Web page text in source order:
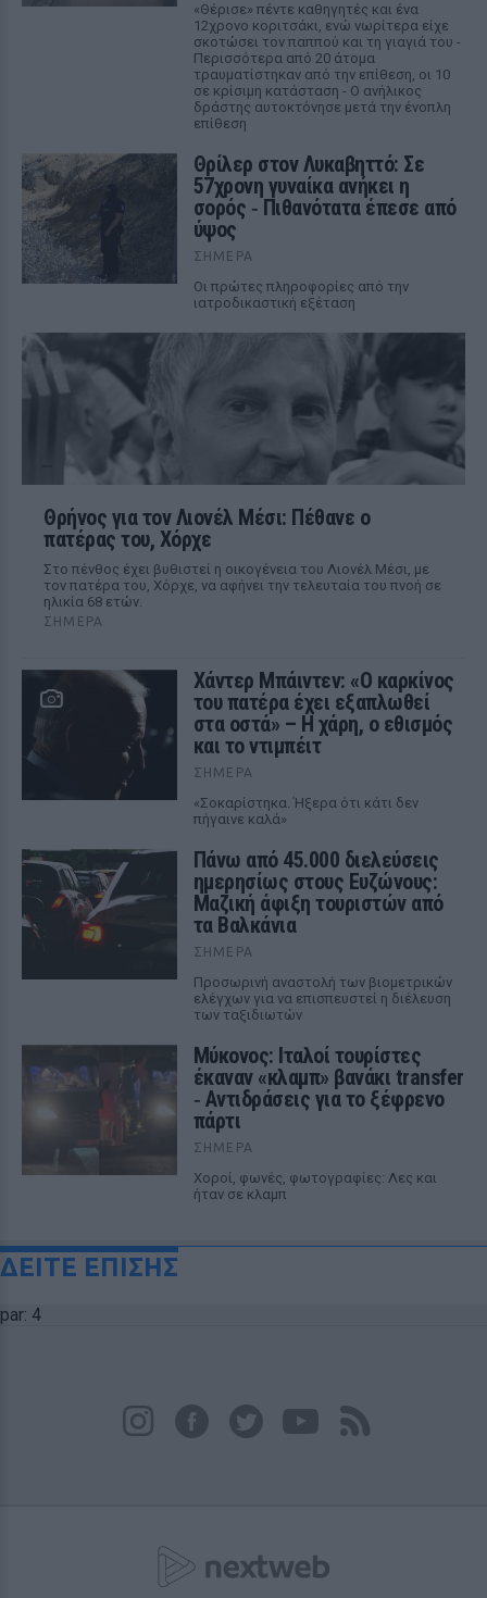
«Θέρισε» πέντε καθηγητές και ένα
12χρονο κοριτσάκι, ενώ νωρίτερα είχε
σκοτώσει τον παππού και τη γιαγιά του -
Περισσότερα από 20 άτομα
τραυματίστηκαν από την επίθεση, οι 10
σε κρίσιμη κατάσταση - Ο ανήλικος
δράστης αυτοκτόνησε μετά την ένοπλη
επίθεση
Θρίλερ στον Λυκαβηττό: Σε
57χρονη γυναίκα ανήκει η
σορός ‑ Πιθανότατα έπεσε από
ύψος
ΣΉΜΕΡΑ
Οι πρώτες πληροφορίες από την
ιατροδικαστική εξέταση
Θρήνος για τον Λιονέλ Μέσι: Πέθανε ο
πατέρας του, Χόρχε
Στο πένθος έχει βυθιστεί η οικογένεια του Λιονέλ Μέσι, με
τον πατέρα του, Χόρχε, να αφήνει την τελευταία του πνοή σε
ηλικία 68 ετών.
ΣΉΜΕΡΑ
Χάντερ Μπάιντεν: «Ο καρκίνος
του πατέρα έχει εξαπλωθεί
στα οστά» – Η χάρη, ο εθισμός
και το ντιμπέιτ
ΣΉΜΕΡΑ
«Σοκαρίστηκα. Ήξερα ότι κάτι δεν
πήγαινε καλά»
Πάνω από 45.000 διελεύσεις
ημερησίως στους Ευζώνους:
Μαζική άφιξη τουριστών από
τα Βαλκάνια
ΣΉΜΕΡΑ
Προσωρινή αναστολή των βιομετρικών
ελέγχων για να επισπευστεί η διέλευση
των ταξιδιωτών
Μύκονος: Ιταλοί τουρίστες
έκαναν «κλαμπ» βανάκι transfer
‑ Αντιδράσεις για το ξέφρενο
πάρτι
ΣΉΜΕΡΑ
Χοροί, φωνές, φωτογραφίες: Λες και
ήταν σε κλαμπ
ΔΕΙΤΕ ΕΠΙΣΗΣ
par: 4